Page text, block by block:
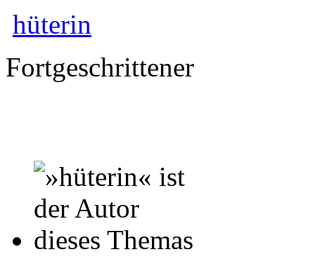
hüterin
Fortgeschrittener